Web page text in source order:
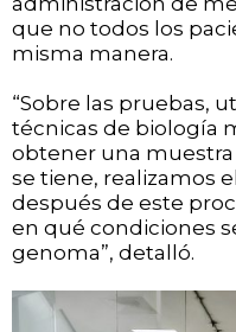
que no todos los
misma manera.
“Sobre las pruebas,
técnicas de biología
obtener una muestra
se tiene, realizamos
después de este
en qué condiciones
genoma”, detalló.